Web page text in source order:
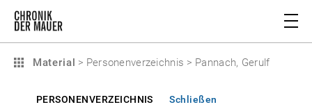
Material > Personenverzeichnis > Pannach, Gerulf
PERSONENVERZEICHNIS Schließen